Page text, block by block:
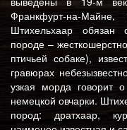
Франкфурт-на-
Штихельхаар обязан
породе –
птичьей собаке),
гравюрах
узкая морда говорит
немецкой овчарки.
пород: дратхаар,